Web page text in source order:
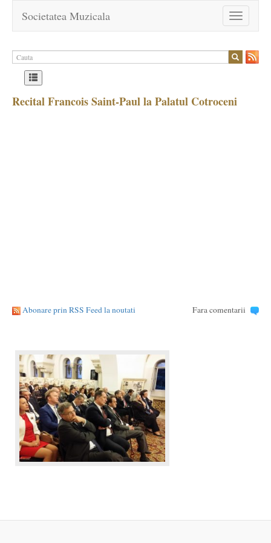
Toggle
navigation
Societatea Muzicala
Recital Francois Saint-Paul la Palatul Cotroceni
Abonare prin RSS Feed la noutati Fara comentarii